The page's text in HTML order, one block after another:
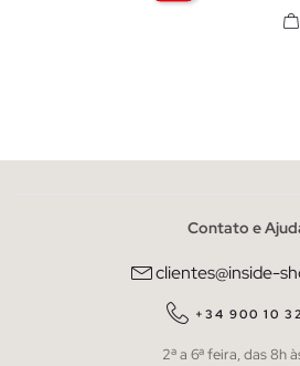
Contato e
clientes@inside-
+34 900 10
2ª a 6ª feira, das 8h